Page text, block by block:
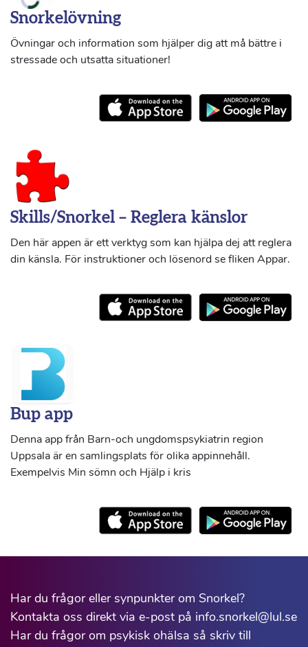
Snorkelövning
Övningar och information som hjälper dig att må bättre i
stressade och utsatta situationer!
Skills/Snorkel – Reglera känslor
Den här appen är ett verktyg som kan hjälpa dej att reglera
din känsla. För instruktioner och lösenord se fliken Appar.
Bup app
Denna app från Barn-och ungdomspsykiatrin region
Uppsala är en samlingsplats för olika appinnehåll.
Exempelvis Min sömn och Hjälp i kris
Har du frågor eller synpunkter om Snorkel?
Kontakta oss direkt via e-post på info.snorkel@lul.se
Har du frågor om psykisk ohälsa så skriv till